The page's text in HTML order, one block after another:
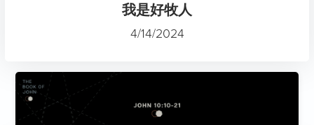
我是好牧人
4/14/2024